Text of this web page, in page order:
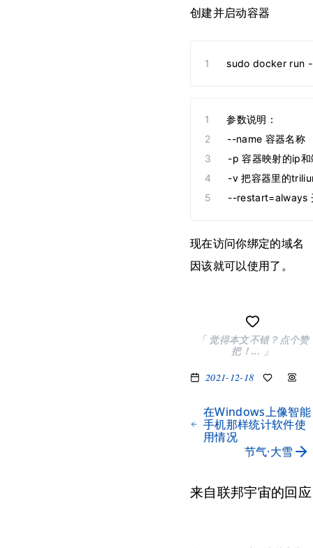
创建并启动容器
sudo docker run
参数说明：
--name 容器名称
-p 容器映射的ip和
-v 把容器里的
--restart=always
现在访问你绑定的域名
因该就可以使用了。
「 觉得本文不错？点个赞
把！... 」
2021-12-18
在Windows上像智能
手机那样统计软件使
用情况
节气·大雪
来自联邦宇宙的回应